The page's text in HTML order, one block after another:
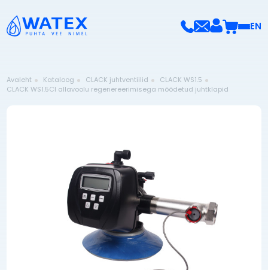
EN
Avaleht Kataloog CLACK juhtventiilid
CLACK WS1.5
CLACK WS1.5CI allavoolu regenereerimisega mõõdetud juhtklapid